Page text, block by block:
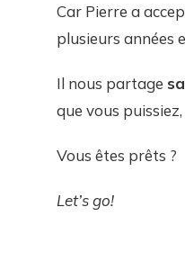
Car Pierre a
plusieurs années
Il nous partage
que vous
Vous êtes prêts ?
Let’s go!